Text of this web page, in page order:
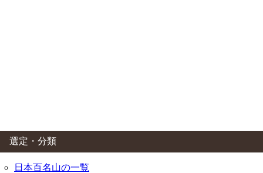
選定・分類
日本百名山の一覧